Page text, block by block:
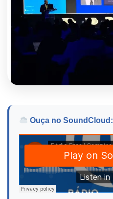
Ouça no SoundCloud: